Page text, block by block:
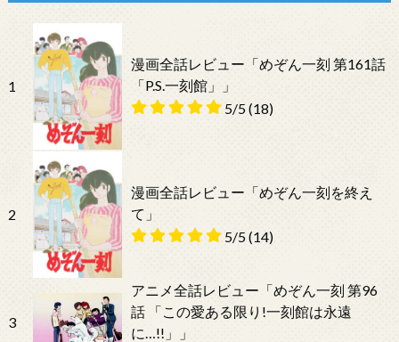
1
漫画全話レビュー「めぞん一刻 第161話
「P.S.一刻館」」
5/5(18)
2
漫画全話レビュー「めぞん一刻を終え
て」
5/5(14)
3
アニメ全話レビュー「めぞん一刻 第96
話 「この愛ある限り!一刻館は永遠
に…!!」」